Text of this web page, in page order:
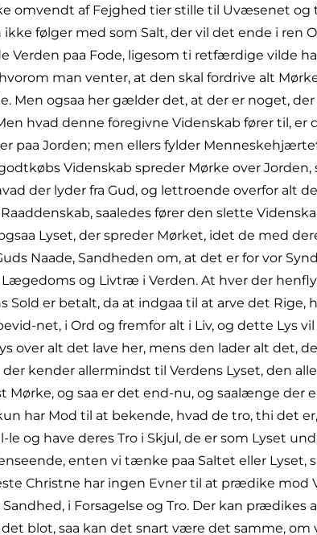
omvendt af Fejghed tier stille til Uvæsenet
følger med som Salt, der vil det ende i ren
Verden paa Fode, ligesom ti retfærdige vilde
man venter, at den skal fordrive alt
Men ogsaa her gælder det, at der er noget,
hvad denne foregivne Videnskab fører til,
paa Jorden; men ellers fylder
Videnskab spreder Mørke over
der lyder fra Gud, og lettroende overfor
saaledes fører den slette
Lyset, der spreder Mørket, idet de med
Naade, Sandheden om, at det er for vor
og Livtræ i Verden. At hver der
Sold er betalt, da at indgaa til at arve det
net, i Ord og fremfor alt i Liv, og dette Lys
over alt det lave her, mens den lader alt det,
kender allermindst til Verdens Lyset, den
Mørke, og saa er det end-nu, og saalænge
har Mod til at bekende, hvad de tro, thi det
og have deres Tro i Skjul, de er som Lyset
enten vi tænke paa Saltet eller
Christne har ingen Evner til at prædike
i Forsagelse og Tro. Der kan
blot, saa kan det snart være det samme, om